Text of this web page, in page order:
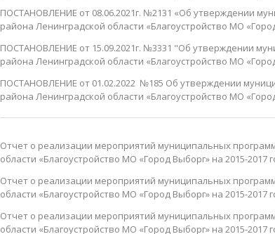
ПОСТАНОВЛЕНИЕ от 08.06.2021г. №2131 «Об утверждении
района Ленинградской области «Благоустройство МО
ПОСТАНОВЛЕНИЕ от 15.09.2021г. №3331 "Об утверждении
района Ленинградской области «Благоустройство МО
ПОСТАНОВЛЕНИЕ от 01.02.2022 №185 Об утверждении
района Ленинградской области «Благоустройство МО
Отчет о реализации мероприятий муниципальных
области «Благоустройство МО «Город Выборг» на 2015-
Отчет о реализации мероприятий муниципальных
области «Благоустройство МО «Город Выборг» на 2015-2017
Отчет о реализации мероприятий муниципальных
области «Благоустройство МО «Город Выборг» на 2015-